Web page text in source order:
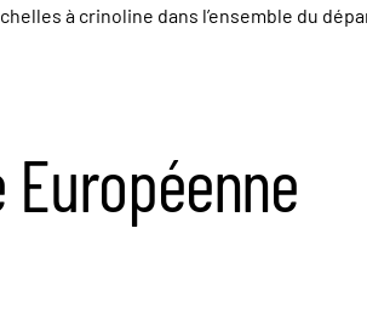
à crinoline dans l’ensemble du